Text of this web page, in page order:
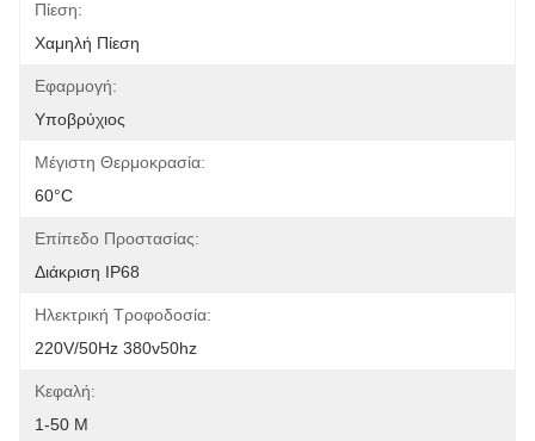
Πίεση:
Χαμηλή Πίεση
Εφαρμογή:
Υποβρύχιος
Μέγιστη Θερμοκρασία:
60°C
Επίπεδο Προστασίας:
Διάκριση IP68
Ηλεκτρική Τροφοδοσία:
220V/50Hz 380v50hz
Κεφαλή:
1-50 Μ